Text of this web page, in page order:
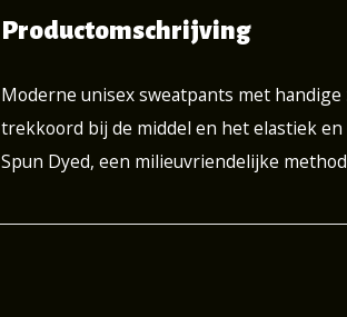
Productomschrijving
Moderne unisex sweatpants met
trekkoord bij de middel en het elastiek
Spun Dyed, een milieuvriendelijke